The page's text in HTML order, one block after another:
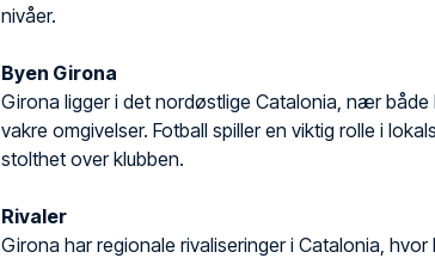
nivåer.
Byen Girona
Girona ligger i det nordøstlige Catalonia, nær
vakre omgivelser. Fotball spiller en viktig rolle i
stolthet over klubben.
Rivaler
Girona har regionale rivaliseringer i Catalonia,